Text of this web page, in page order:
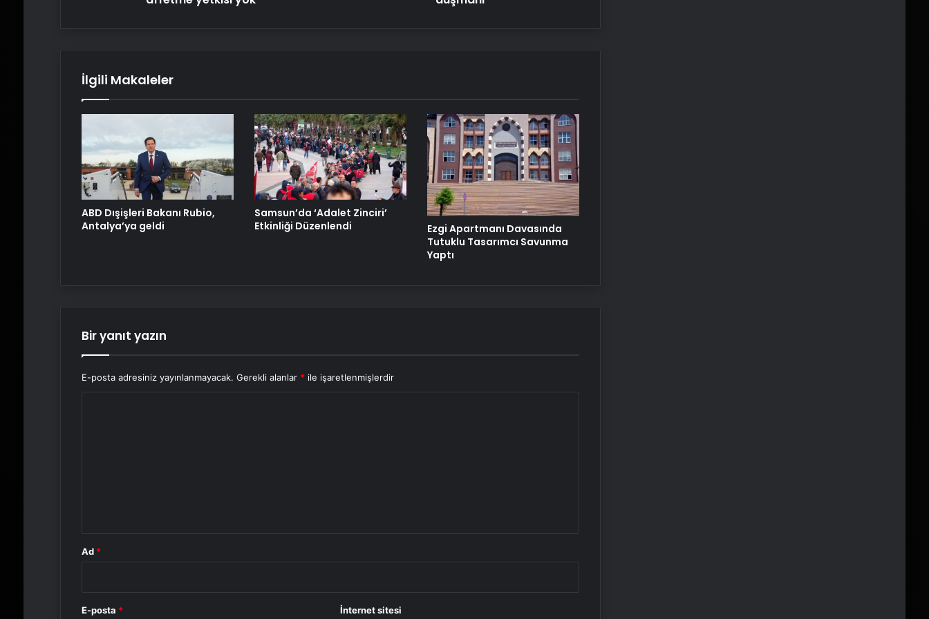
İlgili Makaleler
ABD Dışişleri Bakanı Rubio,
Antalya’ya geldi
Samsun’da ‘Adalet Zinciri’
Etkinliği Düzenlendi
Ezgi Apartmanı Davasında
Tutuklu Tasarımcı Savunma
Yaptı
Bir yanıt yazın
E-posta adresiniz yayınlanmayacak. Gerekli alanlar * ile işaretlenmişlerdir
Ad *
E-posta * İnternet sitesi